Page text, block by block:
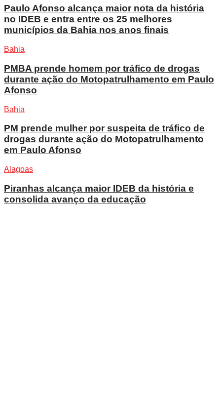
Paulo Afonso alcança maior nota da história
no IDEB e entra entre os 25 melhores
municípios da Bahia nos anos finais
Bahia
PMBA prende homem por tráfico de drogas
durante ação do Motopatrulhamento em Paulo
Afonso
Bahia
PM prende mulher por suspeita de tráfico de
drogas durante ação do Motopatrulhamento
em Paulo Afonso
Alagoas
Piranhas alcança maior IDEB da história e
consolida avanço da educação